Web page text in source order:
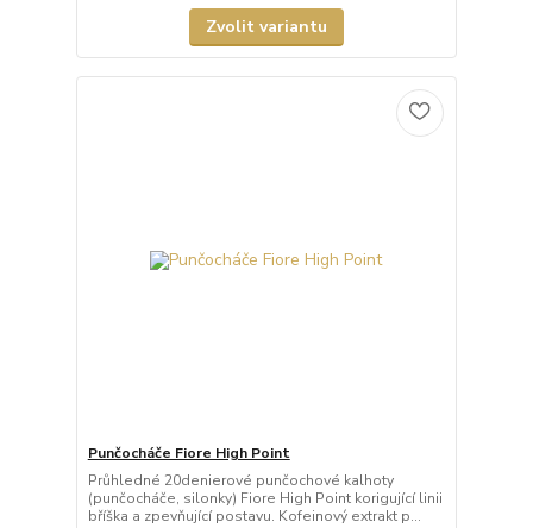
Zvolit variantu
Punčocháče Fiore High Point
Průhledné 20denierové punčochové kalhoty
(punčocháče, silonky) Fiore High Point korigující linii
bříška a zpevňující postavu. Kofeinový extrakt p...